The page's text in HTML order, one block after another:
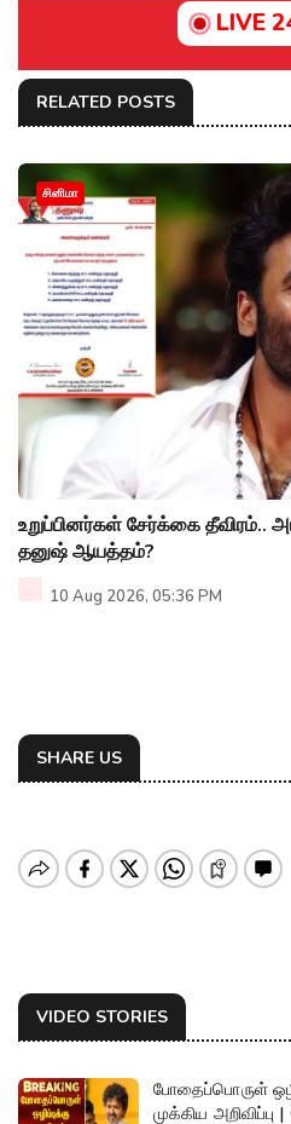
LIVE
RELATED POSTS
சினிமா
உறுப்பினர்கள் சேர்க்கை தீவிரம்..
தனுஷ் ஆயத்தம்?
10 Aug 2026, 05:36 PM
SHARE US
VIDEO STORIES
போதைப்பொருள்
முக்கிய